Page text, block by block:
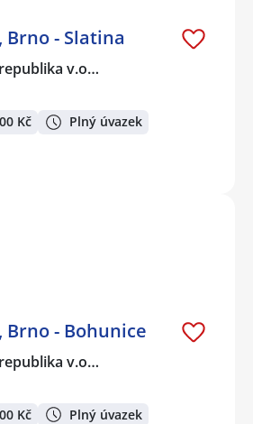
Brno - Slatina
v.o…
Kč Plný úvazek
Brno - Bohunice
v.o…
Kč Plný úvazek